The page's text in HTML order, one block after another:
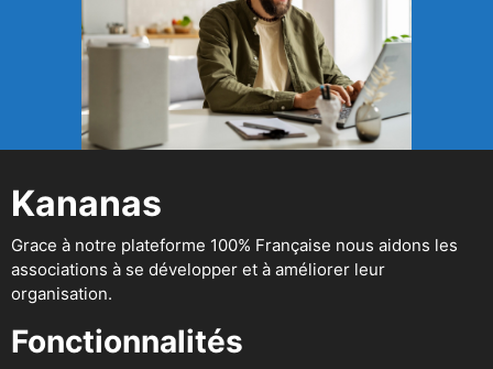
Kananas
Grace à notre plateforme 100% Française nous aidons les
associations à se développer et à améliorer leur
organisation.
Fonctionnalités